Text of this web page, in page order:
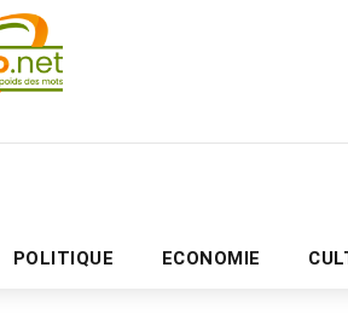
POLITIQUE ECONOMIE